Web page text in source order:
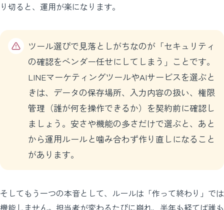
り切ると、運用が楽になります。
ツール選びで見落としがちなのが「セキュリティ
の確認をベンダー任せにしてしまう」ことです。
LINEマーケティングツールやAIサービスを選ぶと
きは、データの保存場所、入力内容の扱い、権限
管理（誰が何を操作できるか）を契約前に確認し
ましょう。安さや機能の多さだけで選ぶと、あと
から運用ルールと噛み合わず作り直しになること
があります。
そしてもう一つの本音として、ルールは「作って終わり」では